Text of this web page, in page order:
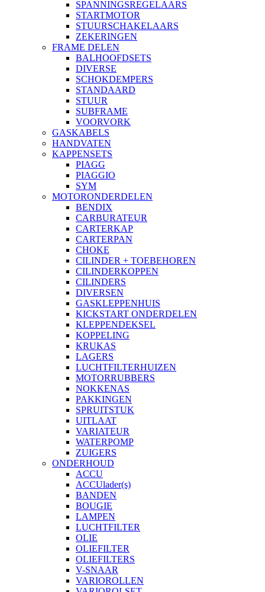
SPANNINGSREGELAARS
STARTMOTOR
STUURSCHAKELAARS
ZEKERINGEN
FRAME DELEN
BALHOOFDSETS
DIVERSE
SCHOKDEMPERS
STANDAARD
STUUR
SUBFRAME
VOORVORK
GASKABELS
HANDVATEN
KAPPENSETS
PIAGG
PIAGGIO
SYM
MOTORONDERDELEN
BENDIX
CARBURATEUR
CARTERKAP
CARTERPAN
CHOKE
CILINDER + TOEBEHOREN
CILINDERKOPPEN
CILINDERS
DIVERSEN
GASKLEPPENHUIS
KICKSTART ONDERDELEN
KLEPPENDEKSEL
KOPPELING
KRUKAS
LAGERS
LUCHTFILTERHUIZEN
MOTORRUBBERS
NOKKENAS
PAKKINGEN
SPRUITSTUK
UITLAAT
VARIATEUR
WATERPOMP
ZUIGERS
ONDERHOUD
ACCU
ACCUlader(s)
BANDEN
BOUGIE
LAMPEN
LUCHTFILTER
OLIE
OLIEFILTER
OLIEFILTERS
V-SNAAR
VARIOROLLEN